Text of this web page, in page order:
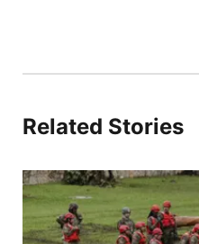
Related Stories